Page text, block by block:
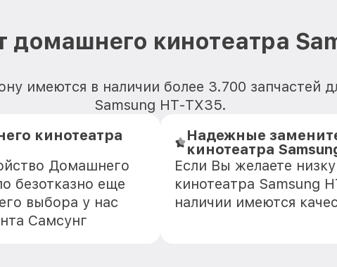
кинотеатра
имеются в наличии более 3.700 запчастей
Samsung HT-TX35.
кинотеатра
Домашнего
безотказно еще
выбора у нас
Самсунг
Надежные
кинотеатра
Если Вы желаете
кинотеатра Samsung
наличии имеются